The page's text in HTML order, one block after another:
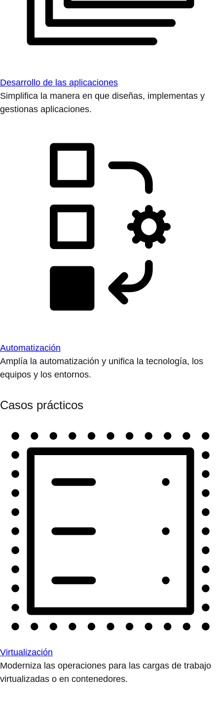
Desarrollo de las aplicaciones
Simplifica la manera en que diseñas, implementas y
gestionas aplicaciones.
Automatización
Amplía la automatización y unifica la tecnología, los
equipos y los entornos.
Casos prácticos
Virtualización
Moderniza las operaciones para las cargas de trabajo
virtualizadas o en contenedores.